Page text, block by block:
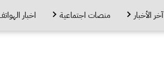
آخر الأخبار منصات اجتماعية اخبار